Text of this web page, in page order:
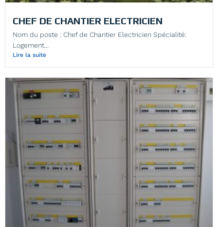
CHEF DE CHANTIER ELECTRICIEN
Nom du poste : Chef de Chantier Electricien Spécialité:
Logement...
Lire la suite